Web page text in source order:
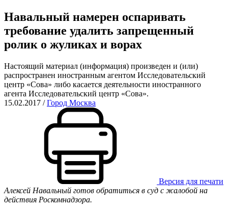
Навальный намерен оспаривать
требование удалить запрещенный
ролик о жуликах и ворах
Настоящий материал (информация) произведен и (или)
распространен иностранным агентом Исследовательский
центр «Сова» либо касается деятельности иностранного
агента Исследовательский центр «Сова».
15.02.2017 /Город Москва
Версия для печати
Алексей Навальный готов обратиться в суд с жалобой на
действия Роскомнадзора.